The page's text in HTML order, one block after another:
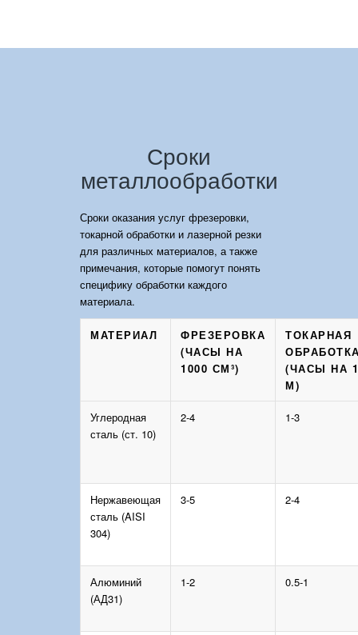
Сроки
металлообработки
Сроки оказания услуг фрезеровки,
токарной обработки и лазерной резки
для различных материалов, а также
примечания, которые помогут понять
специфику обработки каждого
материала.
МАТЕРИАЛ
ФРЕЗЕРОВКА
(ЧАСЫ НА
1000 СМ³)
ТОКАРНАЯ
(ЧАСЫ НА 1
М)
Углеродная
сталь (ст. 10)
2-4 1-3
Нержавеющая
сталь (AISI
304)
3-5 2-4
Алюминий
(АД31)
1-2 0.5-1